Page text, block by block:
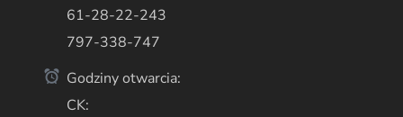
61-28-22-243
797-338-747
Godziny otwarcia:
CK: